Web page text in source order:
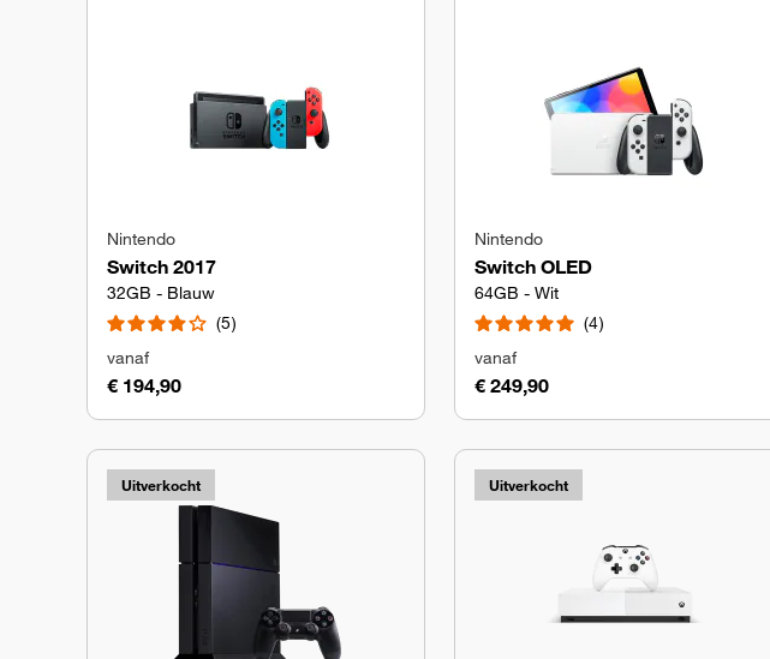
Nintendo
Switch 2017
32GB - Blauw
5
vanaf
€ 194,90
Nintendo
Switch OLED
64GB - Wit
4
vanaf
€ 249,90
Uitverkocht Uitverkocht